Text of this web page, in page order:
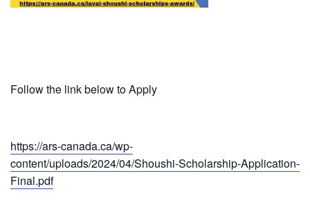
Follow the link below to Apply
https://ars-canada.ca/wp-
content/uploads/2024/04/Shoushi-Scholarship-Application-
Final.pdf